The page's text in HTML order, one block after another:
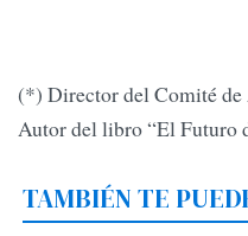
(*) Director del Comité
Autor del libro “El Futuro
TAMBIÉN TE